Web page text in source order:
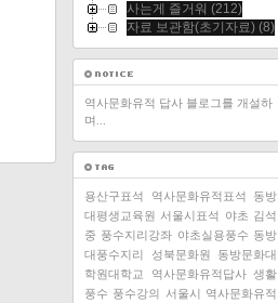
사는게 즐거워 (212)
자료 보관함(초기자료) (8)
역사문화유적 답사 블로그를 개설하
며...
용산구표석 역사문화유적표석
동방
대평생교육원 서울시표석 야초 김석
중 풍수지리강좌 야초실용풍수 동방
대풍수지리
성북문화원
동방문화대
학원대학교
역사문화유적답사 생활
풍수 풍수강의
서울시 역사문화유적